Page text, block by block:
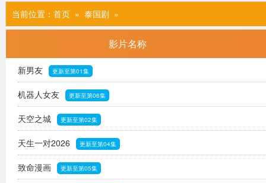
当前位置： 首页 » 泰国剧 »
影片名称
新男友 更新至第01集
机器人女友 更新至第06集
天空之城 更新至第02集
天生一对2026 更新至第04集
致命漫画 更新至第05集